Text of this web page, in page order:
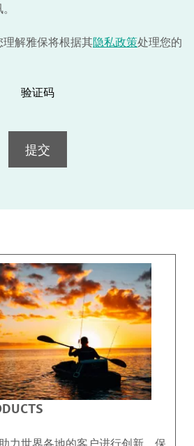
解雅保将根据其隐私政策处理您的
验证码
提交